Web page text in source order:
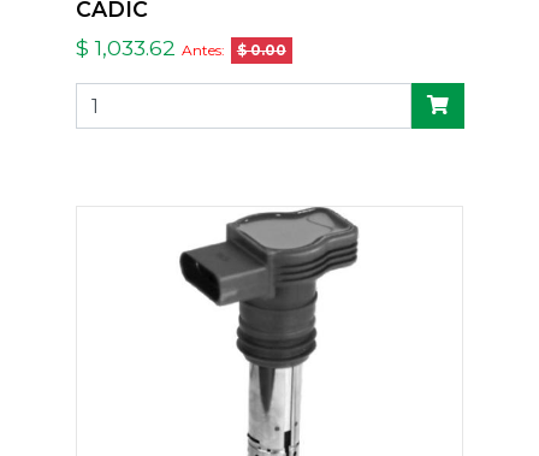
CADIC
$ 1,033.62 Antes: $ 0.00